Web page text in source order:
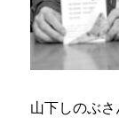
山下しのぶ